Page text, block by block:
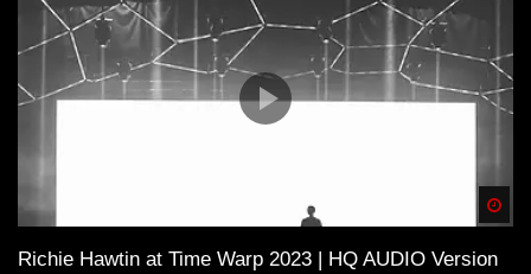
Richie Hawtin at Time Warp 2023 | HQ AUDIO Version